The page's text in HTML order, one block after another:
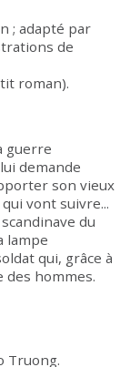
; adapté par
de
roman).
guerre
demande
son vieux
vont suivre...
du
lampe
qui, grâce à
hommes.
Truong.